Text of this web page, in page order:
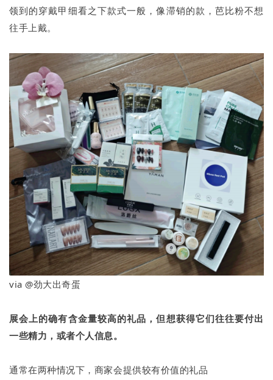
领到的穿戴甲细看之下款式一般，像滞销的款，芭比粉不想
往手上戴。
via @劲大出奇蛋
展会上的确有含金量较高的礼品，但想获得它们往往要付出
一些精力，或者个人信息。
通常在两种情况下，商家会提供较有价值的礼品